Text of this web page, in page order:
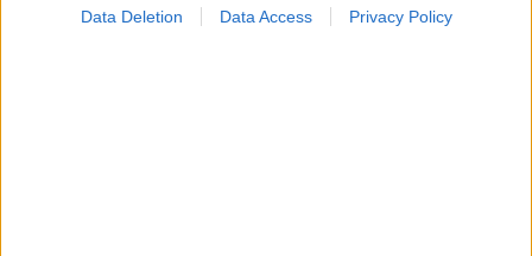
Data Deletion Data Access Privacy Policy